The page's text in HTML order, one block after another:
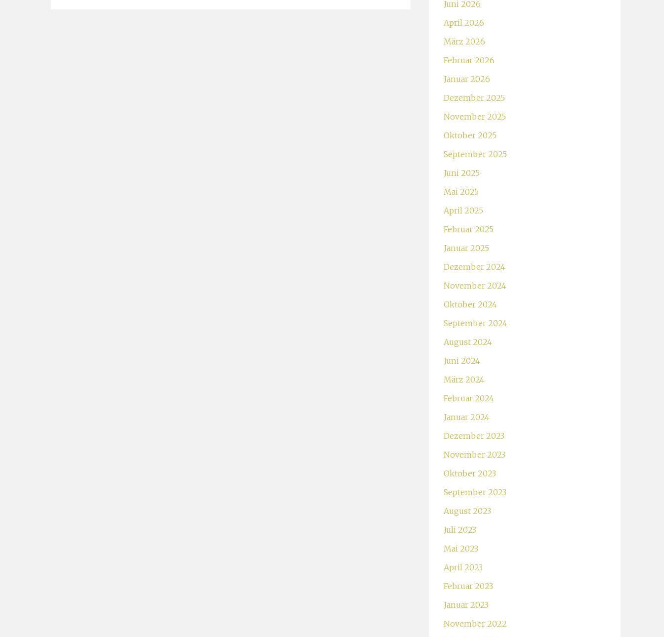
Juni 2026
April 2026
März 2026
Februar 2026
Januar 2026
Dezember 2025
November 2025
Oktober 2025
September 2025
Juni 2025
Mai 2025
April 2025
Februar 2025
Januar 2025
Dezember 2024
November 2024
Oktober 2024
September 2024
August 2024
Juni 2024
März 2024
Februar 2024
Januar 2024
Dezember 2023
November 2023
Oktober 2023
September 2023
August 2023
Juli 2023
Mai 2023
April 2023
Februar 2023
Januar 2023
November 2022